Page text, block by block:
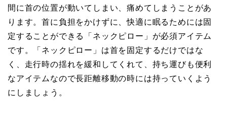
間に首の位置が動いてしまい、痛めてしまうことがあ
ります。首に負担をかけずに、快適に眠るためには固
定することができる「ネックピロー」が必須アイテム
です。「ネックピロー」は首を固定するだけではな
く、走行時の揺れを緩和してくれて、持ち運びも便利
なアイテムなので長距離移動の時には持っていくよう
にしましょう。